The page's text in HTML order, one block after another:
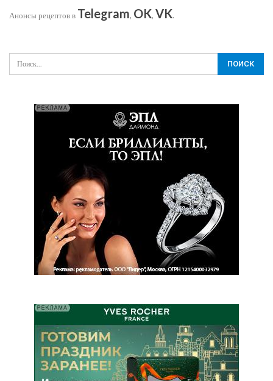
Анонсы рецептов в Telegram, OK, VK.